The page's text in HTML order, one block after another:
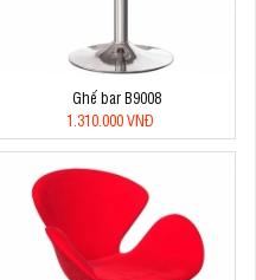
Ghế bar B9008
1.310.000 VNĐ